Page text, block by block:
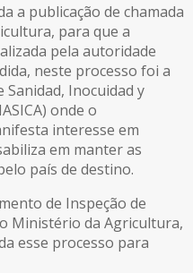
a publicação de chamada
para que a
pela autoridade
neste processo foi a
Sanidad, Inocuidad y
onde o
interesse em
em manter as
país de destino.
de Inspeção de
Ministério da Agricultura,
esse processo para